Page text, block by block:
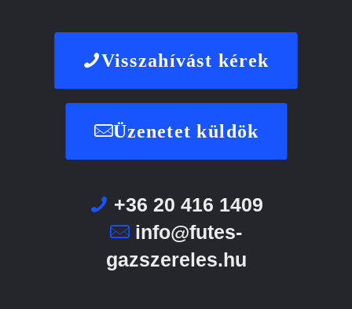
Visszahívást kérek
Üzenetet küldök
+36 20 416 1409
info@futes-
gazszereles.hu